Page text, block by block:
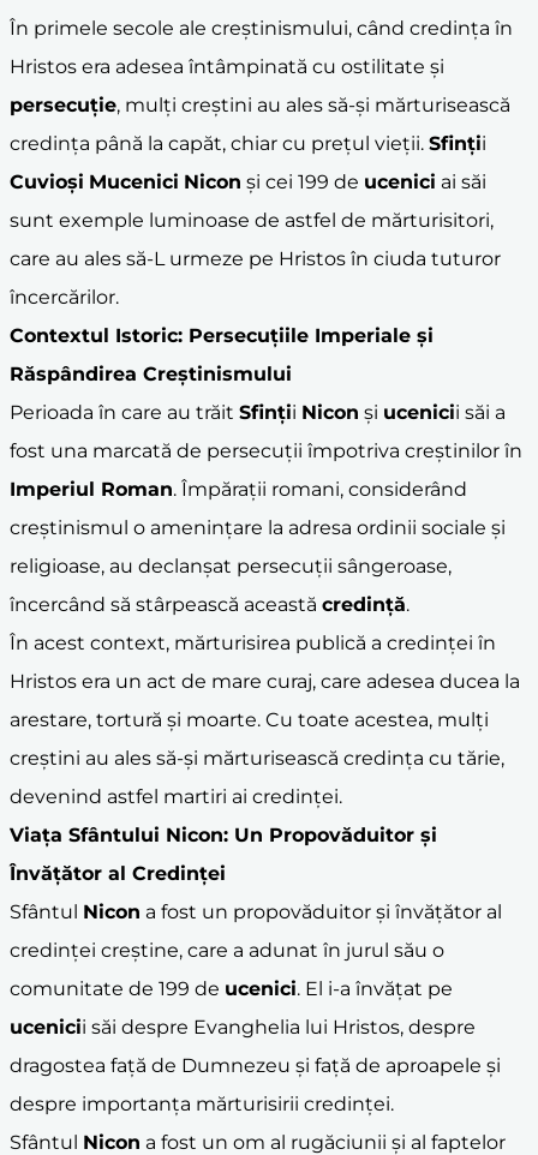
În primele secole ale creștinismului, când credința în
Hristos era adesea întâmpinată cu ostilitate și
persecuție, mulți creștini au ales să-și mărturisească
credința până la capăt, chiar cu prețul vieții. Sfinții
Cuvioși Mucenici Nicon și cei 199 de ucenici ai săi
sunt exemple luminoase de astfel de mărturisitori,
care au ales să-L urmeze pe Hristos în ciuda tuturor
încercărilor.
Contextul Istoric: Persecuțiile Imperiale și
Răspândirea Creștinismului
Perioada în care au trăit Sfinții Nicon și ucenicii săi a
fost una marcată de persecuții împotriva creștinilor în
Imperiul Roman. Împărații romani, considerând
creștinismul o amenințare la adresa ordinii sociale și
religioase, au declanșat persecuții sângeroase,
încercând să stârpească această credință.
În acest context, mărturisirea publică a credinței în
Hristos era un act de mare curaj, care adesea ducea la
arestare, tortură și moarte. Cu toate acestea, mulți
creștini au ales să-și mărturisească credința cu tărie,
devenind astfel martiri ai credinței.
Viața Sfântului Nicon: Un Propovăduitor și
Învățător al Credinței
Sfântul Nicon a fost un propovăduitor și învățător al
credinței creștine, care a adunat în jurul său o
comunitate de 199 de ucenici. El i-a învățat pe
ucenicii săi despre Evanghelia lui Hristos, despre
dragostea față de Dumnezeu și față de aproapele și
despre importanța mărturisirii credinței.
Sfântul Nicon a fost un om al rugăciunii și al faptelor